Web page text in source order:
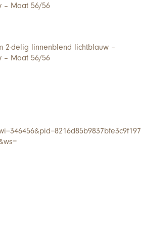
– Maat 56/56
2-delig linnenblend lichtblauw –
– Maat 56/56